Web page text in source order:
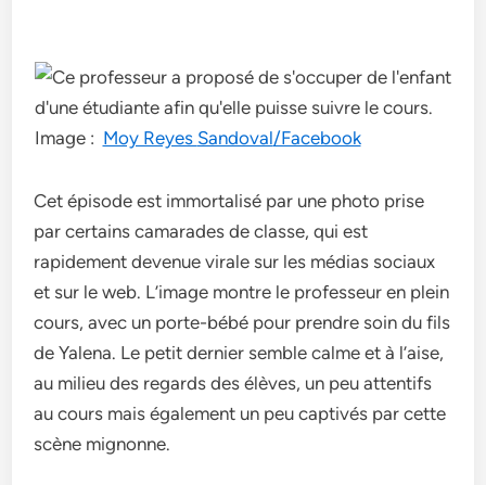
Image : Moy Reyes Sandoval/Facebook
Cet épisode est immortalisé par une photo prise
par certains camarades de classe, qui est
rapidement devenue virale sur les médias sociaux
et sur le web. L’image montre le professeur en plein
cours, avec un porte-bébé pour prendre soin du fils
de Yalena. Le petit dernier semble calme et à l’aise,
au milieu des regards des élèves, un peu attentifs
au cours mais également un peu captivés par cette
scène mignonne.